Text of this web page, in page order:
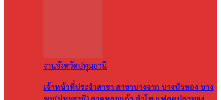
งานจังหวัดปทุมธานี
เจ้าหน้าที่ประจำสาขา สาขาบางจาก บางบัวทอง บาง